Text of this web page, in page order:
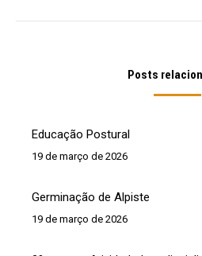
Posts
Educação Postural
19 de março de 2026
Germinação de Alpiste
19 de março de 2026